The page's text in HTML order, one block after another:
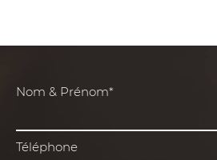
Nom & Prénom*
Téléphone